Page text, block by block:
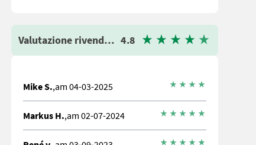
Valutazione rivenditore 4.8
Mike S.,am 04-03-2025
Markus H.,am 02-07-2024